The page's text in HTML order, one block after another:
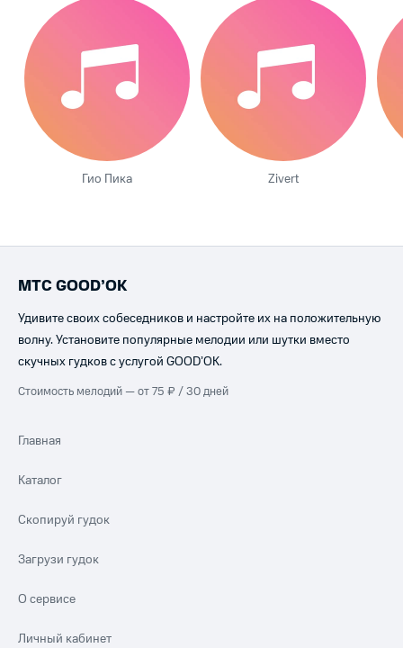
Гио Пика Zivert
МТС GOOD’OK
Удивите своих собеседников и настройте их на положительную
волну. Установите популярные мелодии или шутки вместо
скучных гудков с услугой GOOD’OK.
Стоимость мелодий — от 75 ₽ / 30 дней
Главная
Каталог
Скопируй гудок
Загрузи гудок
О сервисе
Личный кабинет